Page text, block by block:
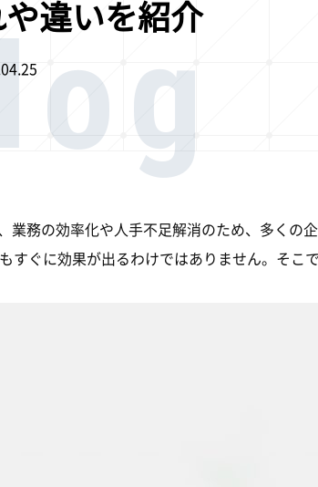
違いを紹介
業務の効率化や人手不足解消のため、多くの
すぐに効果が出るわけではありません。そこ